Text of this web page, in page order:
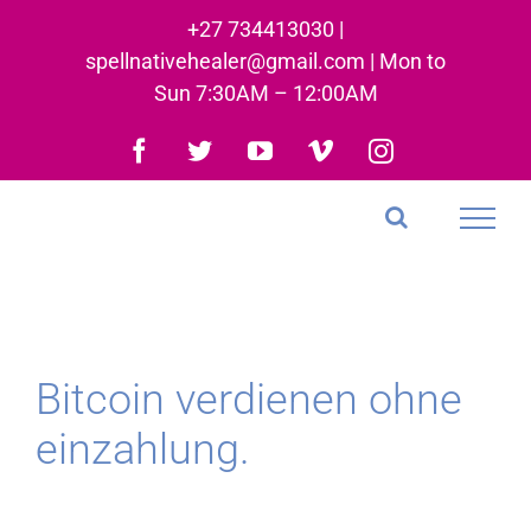
+27 734413030 |
spellnativehealer@gmail.com | Mon to
Sun 7:30AM – 12:00AM
Facebook
TwitterYouTubeVimeoInstagram
Bitcoin verdienen ohne
einzahlung.